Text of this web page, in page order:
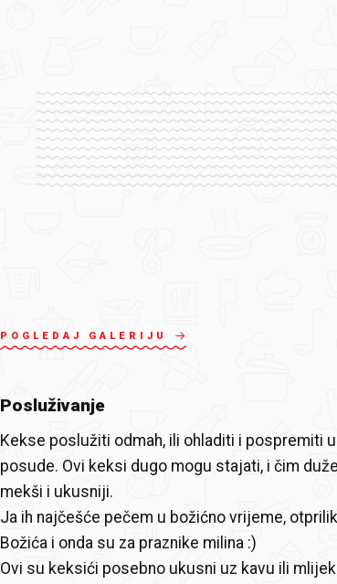
POGLEDAJ GALERIJU
Posluživanje
Kekse poslužiti odmah, ili ohladiti i pospremiti
posude. Ovi keksi dugo mogu stajati, i čim
mekši i ukusniji.
Ja ih najčešće pečem u božićno vrijeme,
Božića i onda su za praznike milina :)
Ovi su keksići posebno ukusni uz kavu ili